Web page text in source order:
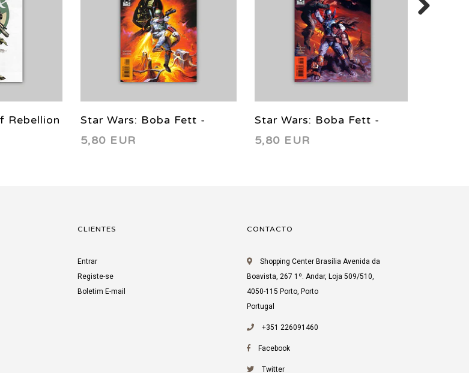
Rebellion
Star Wars: Boba Fett -
Enemy of the Empire 1
5,80 EUR
Star Wars: Boba Fett -
Enemy of the Empire 3
5,80 EUR
CLIENTES
Entrar
Registe-se
Boletim E-mail
CONTACTO
Shopping Center Brasília Avenida da
Boavista, 267 1º. Andar, Loja 509/510,
4050-115 Porto, Porto
Portugal
+351 226091460
Facebook
Twitter